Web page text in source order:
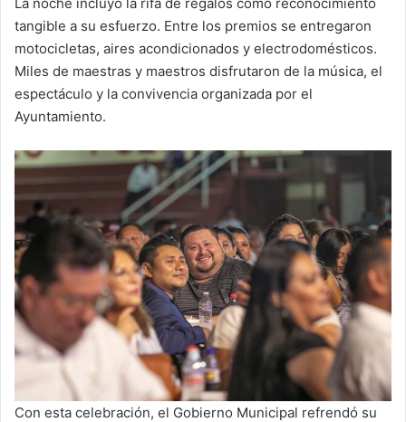
tangible a su esfuerzo. Entre los premios se entregaron
motocicletas, aires acondicionados y electrodomésticos.
Miles de maestras y maestros disfrutaron de la música, el
espectáculo y la convivencia organizada por el
Ayuntamiento.
Con esta celebración, el Gobierno Municipal refrendó su